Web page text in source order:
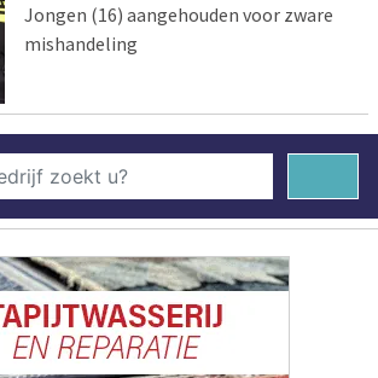
Jongen (16) aangehouden voor zware
mishandeling